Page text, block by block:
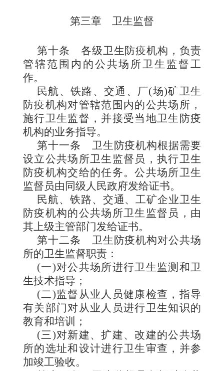
第三章 卫生监督
第十条 各级卫生防疫机构，负责
管辖范围内的公共场所卫生监督工
作。
民航、铁路、交通、厂(场)矿卫生
防疫机构对管辖范 围内的公共场所，
施行卫生监督，并接受当地卫生防疫
机构的业务指导。
第十一条 卫生防疫机构根据需要
设立公共场所卫生监督员，执行卫生
防疫机构交给的任务。公共场所卫生
监督员由同级人民政府发给证书。
民航、铁路、交通、工矿企业卫生
防疫机构的公共场所卫生监督员，由
其上级主管部门发给证书。
第十二条 卫生防疫机构对公共场
所的卫生监督职责：
(一)对公共场所进行卫生监测和卫
生技术指导；
(二)监督从业人员健康检查，指导
有关部门对从业人员进行卫生知识的
教育和培训；
(三)对新建、扩建、改建的公共场
所的选址和设计进行卫生审查，并参
加竣工验收。